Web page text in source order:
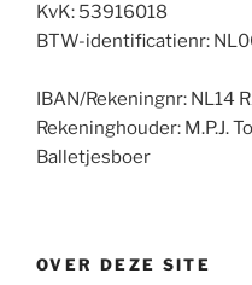
KvK: 53916018
BTW-identificatienr:
IBAN/Rekeningnr: NL14
Rekeninghouder: M.P.J. Tol
Balletjesboer
OVER DEZE SITE